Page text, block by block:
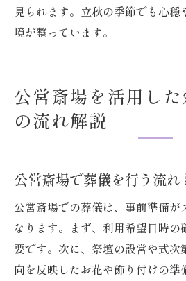
見られます。立秋の季節でも心
境が整っています。
公営斎場を活用し
の流れ解説
公営斎場で葬儀を行う流れ
公営斎場での葬儀は、事前準備が
なります。まず、利用希望日時の
要です。次に、祭壇の設営や式次
向を反映したお花や飾り付けの